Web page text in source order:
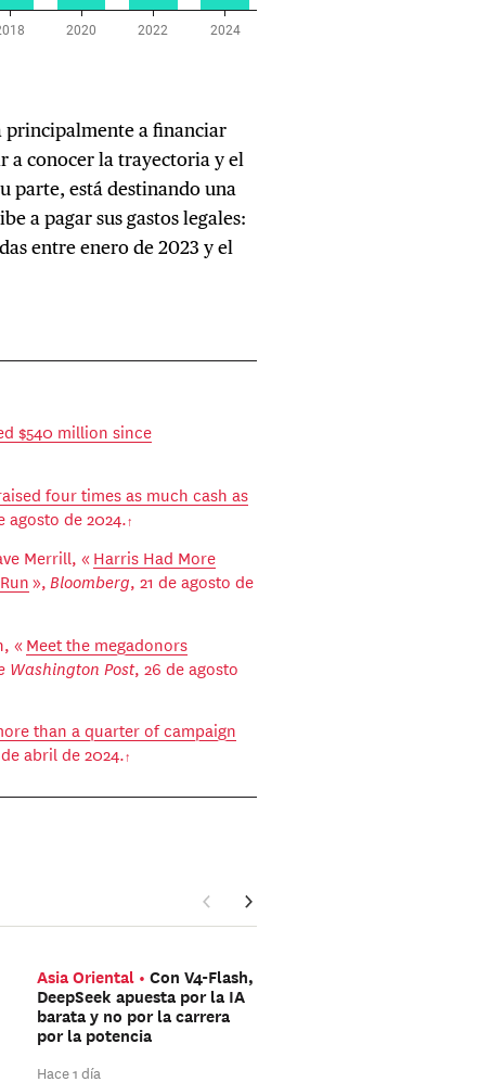
principalmente a financiar
a conocer la trayectoria y el
parte, está destinando una
a pagar sus gastos legales:
entre enero de 2023 y el
$540 million since
four times as much cash as
agosto de 2024.
Merrill, «Harris Had More
»,Bloomberg, 21 de agosto de
«Meet the megadonors
Washington Post, 26 de agosto
than a quarter of campaign
de abril de 2024.
Asia Oriental
Con V4-Flash,
DeepSeek apuesta por la IA
barata y no por la carrera
por la potencia
Hace 1 día